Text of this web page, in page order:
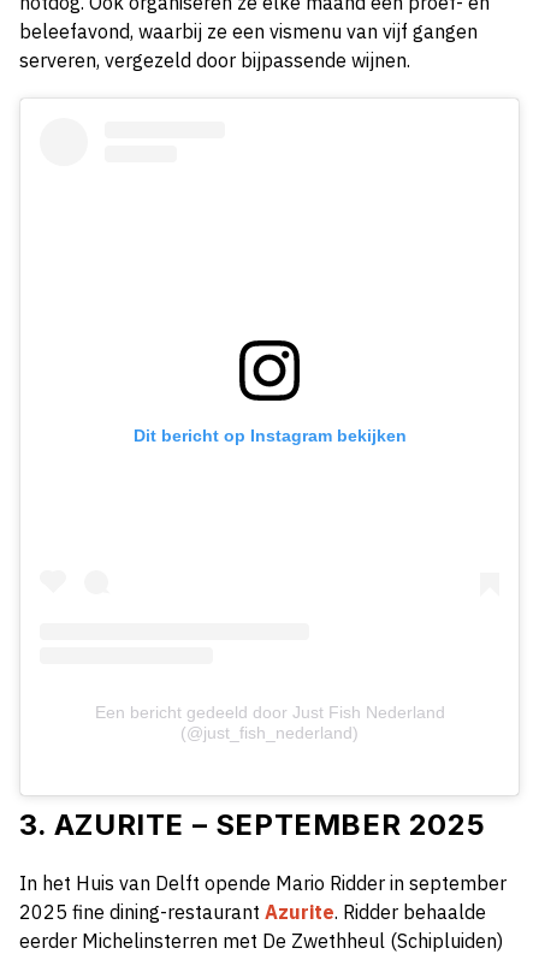
beleefavond, waarbij ze een vismenu van vijf gangen
serveren, vergezeld door bijpassende wijnen.
Dit bericht op Instagram bekijken
Een bericht gedeeld door Just Fish Nederland
(@just_fish_nederland)
3. AZURITE – SEPTEMBER 2025
In het Huis van Delft opende Mario Ridder in september
2025 fine dining-restaurant Azurite. Ridder behaalde
eerder Michelinsterren met De Zwethheul (Schipluiden)